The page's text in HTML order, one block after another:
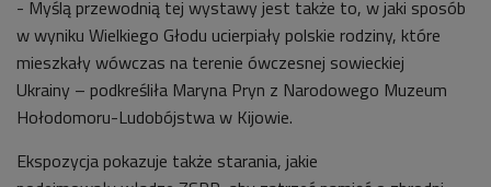
- Myślą przewodnią tej wystawy jest także to, w jaki sposób
w wyniku Wielkiego Głodu ucierpiały polskie rodziny, które
mieszkały wówczas na terenie ówczesnej sowieckiej
Ukrainy – podkreśliła Maryna Pryn z Narodowego Muzeum
Hołodomoru-Ludobójstwa w Kijowie.
Ekspozycja pokazuje także starania, jakie